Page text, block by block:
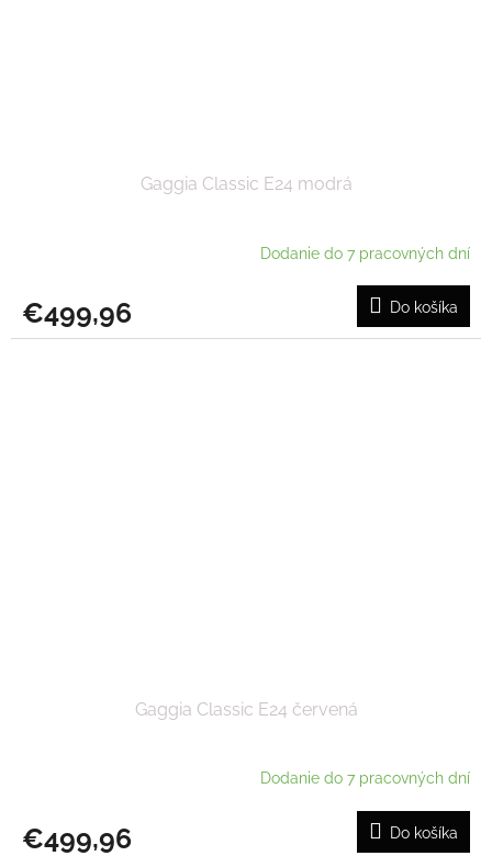
Gaggia Classic E24 modrá
Dodanie do 7 pracovných dní
€499,96 Do košíka
Gaggia Classic E24 červená
Dodanie do 7 pracovných dní
€499,96 Do košíka